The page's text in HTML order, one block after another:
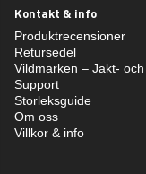
Kontakt & info
Produktrecensioner
Retursedel
Vildmarken – Jakt-
Support
Storleksguide
Om oss
Villkor & info